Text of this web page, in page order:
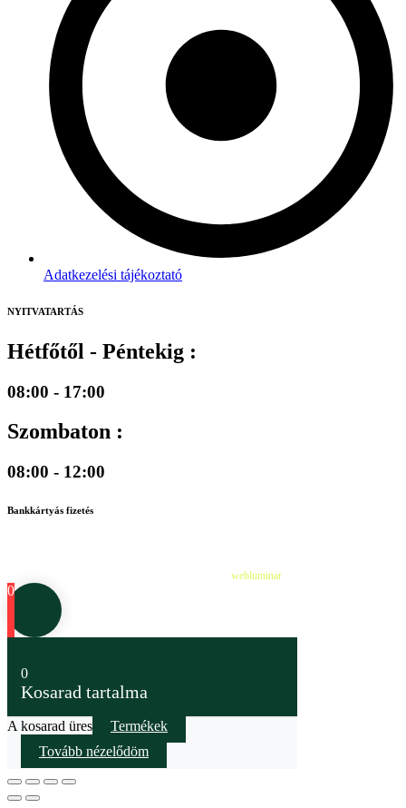
Adatkezelési tájékoztató
NYITVATARTÁS
Hétfőtől - Péntekig :
08:00 - 17:00
Szombaton :
08:00 - 12:00
Bankkártyás fizetés
webluminar
0
0
Kosarad tartalma
A kosarad üres
Termékek
Tovább nézelődöm